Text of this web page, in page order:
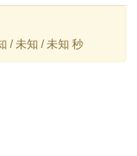
/ 未知 / 未知 秒